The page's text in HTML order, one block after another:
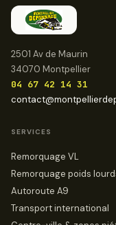
2501 Av de Maurin
34070 Montpellier
04 67 42 14 31
SERVICES
Remorquage VL
Remorquage poids
Autoroute A9
Transport international